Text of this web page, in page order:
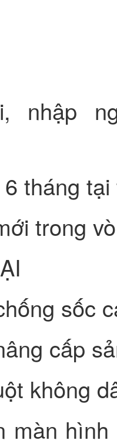
nhập
tháng
trong
sốc
cấp
không
màn